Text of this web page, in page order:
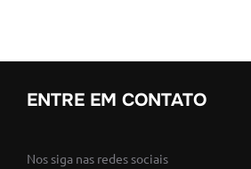
ENTRE EM CONTATO
Nos siga nas redes sociais